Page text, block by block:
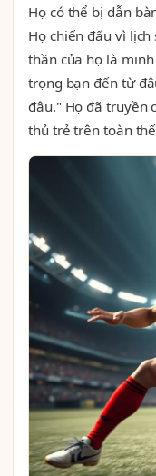
Họ có thể bị dẫn
Họ chiến đấu vì
thần của họ là
trọng bạn đến từ
đâu." Họ đã truyền
thủ trẻ trên toàn